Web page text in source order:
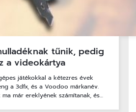
tűnik, pedig
a videokártya
játékokkal a kétezres évek
a 3dfx, és a Voodoo márkanév.
már ereklyének számítanak, és…